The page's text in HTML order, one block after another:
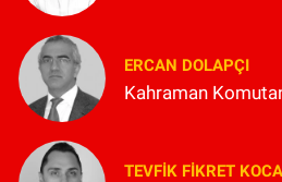
ERCAN DOLAPÇI
Kahraman
TEVFIK FIKRET KOCA